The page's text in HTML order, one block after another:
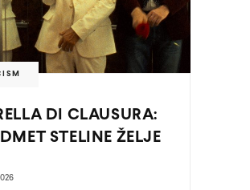
DI CLAUSURA:
STELINE ŽELJE